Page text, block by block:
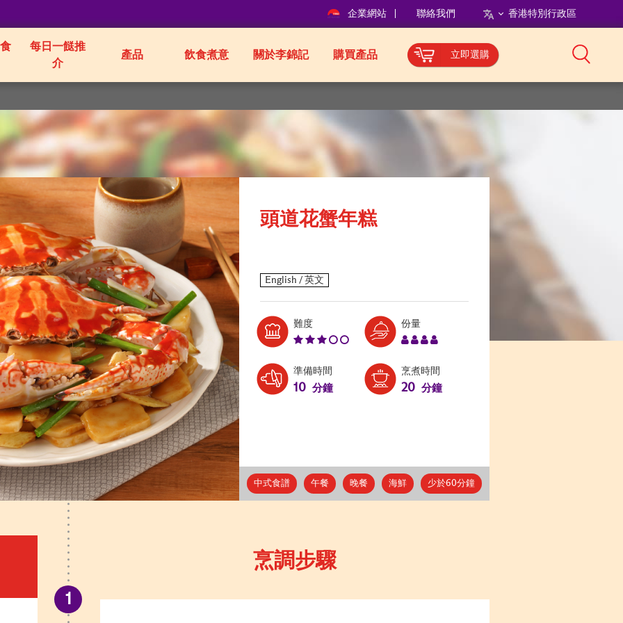
企業網站 聯絡我們 香港特別行政區
每日一餸推
介
產品 飲食煮意 關於李錦記 購買產品 立即選購
頭道花蟹年糕
難度Level:
份量Serves:
準備時間
10 分鐘
烹煮時間
20 分鐘
中式食譜 午餐 晚餐 海鮮 少於60分鐘
烹調步驟